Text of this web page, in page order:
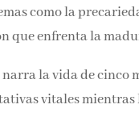
como la
que enfrenta la
la vida de cinco
vitales